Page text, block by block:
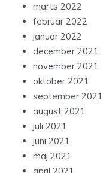
marts 2022
februar 2022
januar 2022
december 2021
november 2021
oktober 2021
september 2021
august 2021
juli 2021
juni 2021
maj 2021